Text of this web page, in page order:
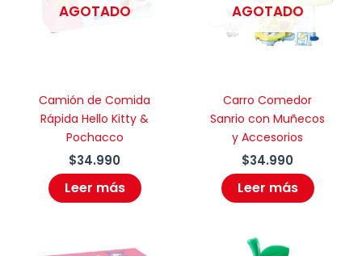
AGOTADO
Camión de Comida
Rápida Hello Kitty &
Pochacco
$34.990
Leer más
AGOTADO
Carro Comedor
Sanrio con Muñecos
y Accesorios
$34.990
Leer más